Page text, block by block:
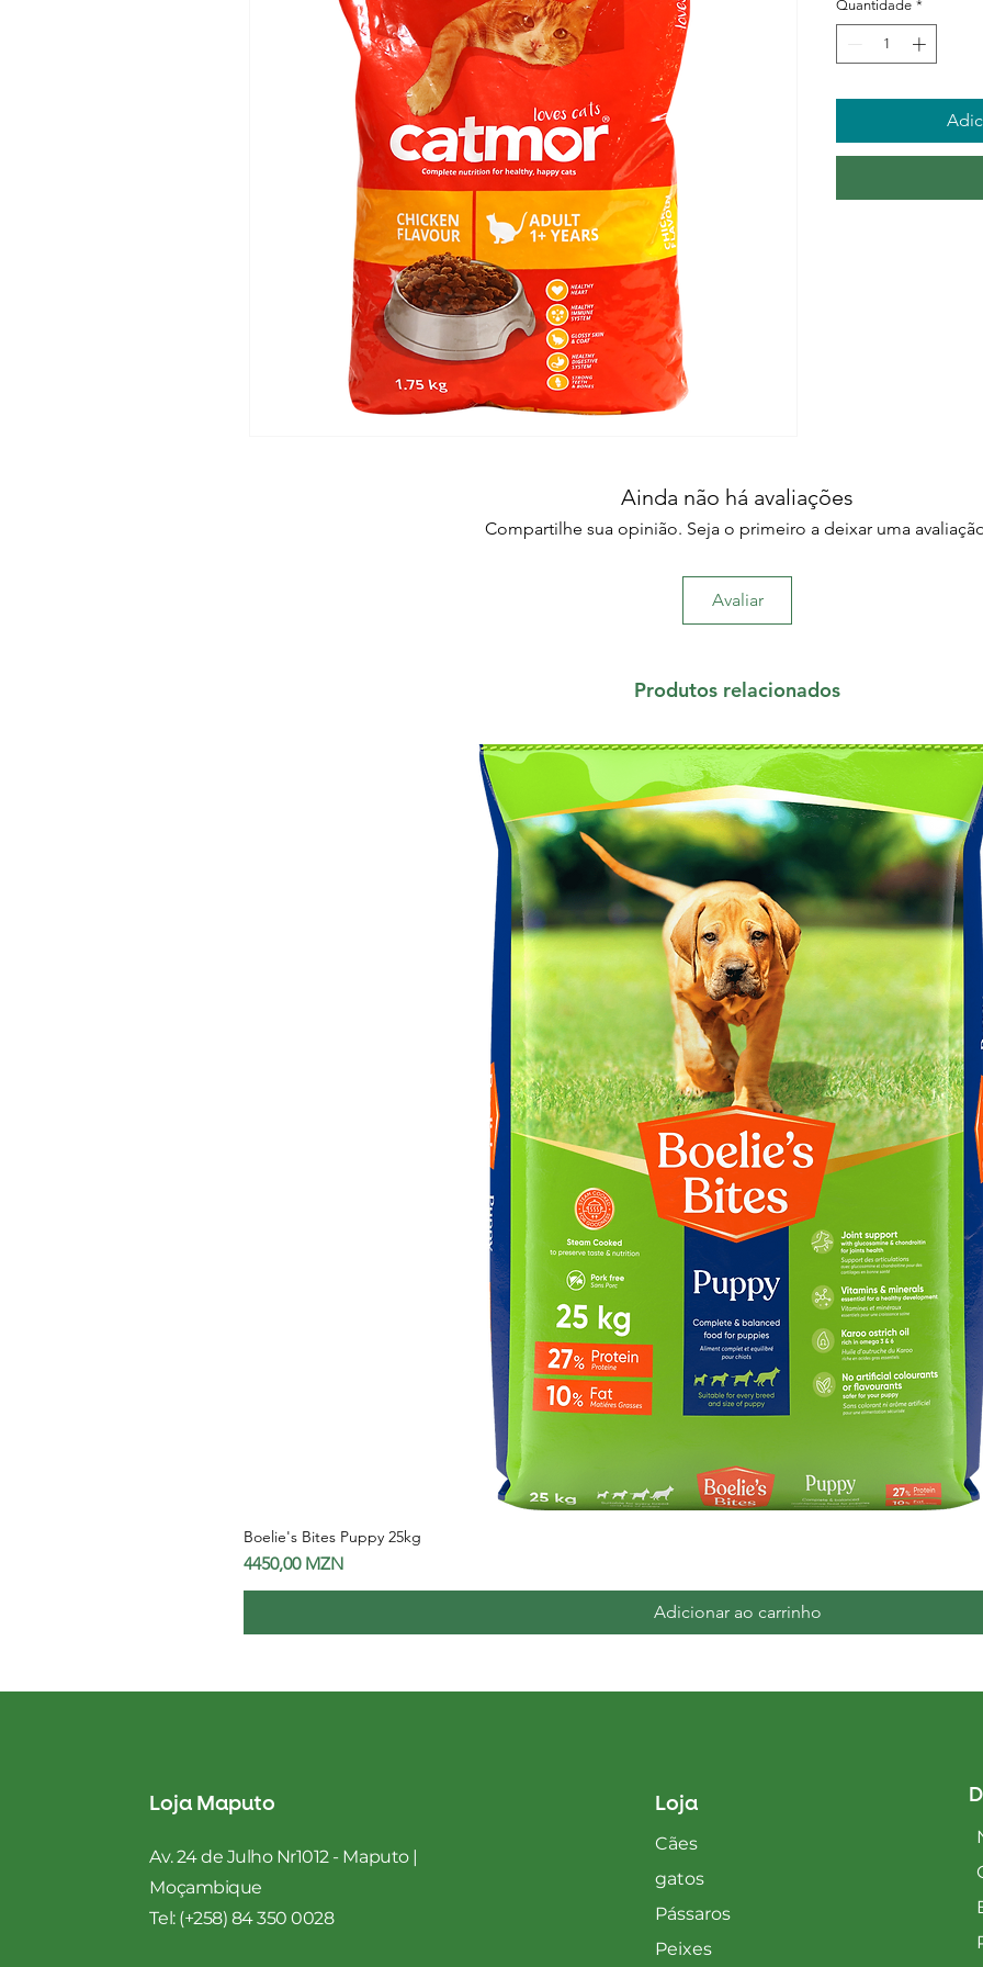
Quantidade *
Ainda não há avaliações
Compartilhe sua opinião. Seja o primeiro a deixar uma
Avaliar
Produtos relacionados
Boelie's Bites Puppy 25kg
Preço
4450,00 MZN
Adicionar ao carrinho
Loja Maputo
Av. 24 de Julho Nr1012 - Maputo |
Moçambique
Tel: (+258) 84 350 0028
Loja
Cães
gatos
Pássaros
Peixes